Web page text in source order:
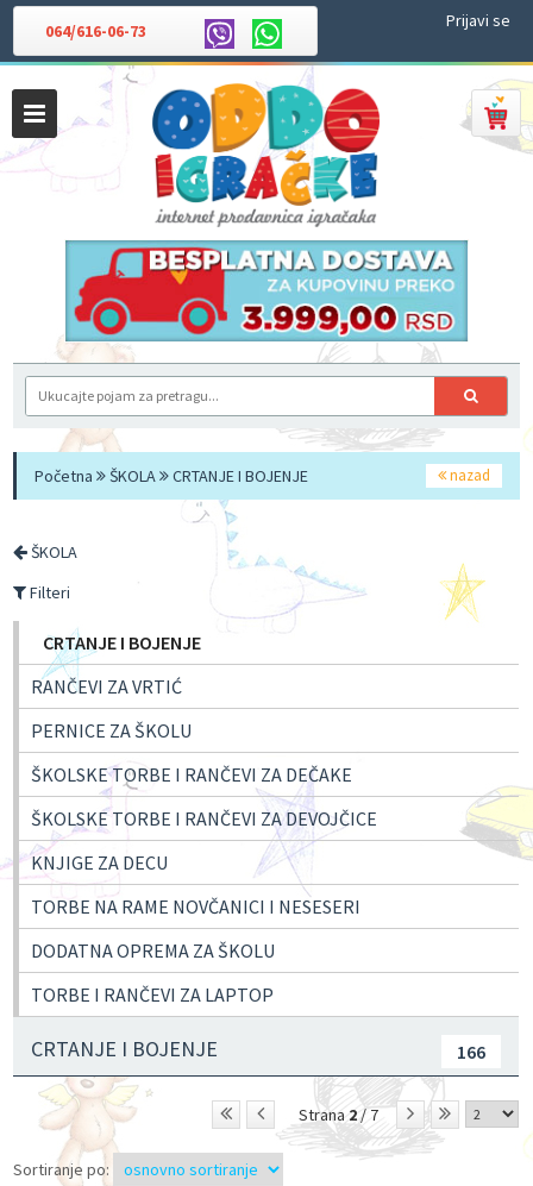
064/616-06-73 Prijavi se
Početna ŠKOLA CRTANJE I BOJENJE nazad
ŠKOLA
Filteri
CRTANJE I BOJENJE
RANČEVI ZA VRTIĆ
PERNICE ZA ŠKOLU
ŠKOLSKE TORBE I RANČEVI ZA DEČAKE
ŠKOLSKE TORBE I RANČEVI ZA DEVOJČICE
KNJIGE ZA DECU
TORBE NA RAME NOVČANICI I NESESERI
DODATNA OPREMA ZA ŠKOLU
TORBE I RANČEVI ZA LAPTOP
CRTANJE I BOJENJE 166
Strana 2/ 7
Sortiranje po: